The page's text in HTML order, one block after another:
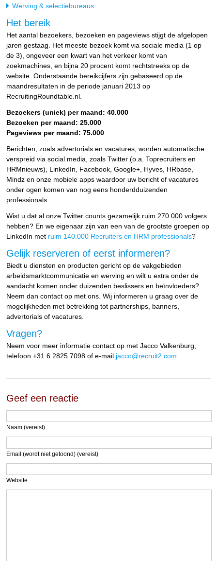
Werving & selectiebureaus
Het bereik
Het aantal bezoekers, bezoeken en pageviews stijgt de afgelopen
jaren gestaag. Het meeste bezoek komt via sociale media (1 op
de 3), ongeveer een kwart van het verkeer komt van
zoekmachines, en bijna 20 procent komt rechtstreeks op de
website. Onderstaande bereikcijfers zijn gebaseerd op de
maandresultaten in de periode januari 2013 op
RecruitingRoundtable.nl.
Bezoekers (uniek) per maand: 40.000
Bezoeken per maand: 25.000
Pageviews per maand: 75.000
Berichten, zoals advertorials en vacatures, worden automatische
verspreid via social media, zoals Twitter (o.a. Toprecruiters en
HRMnieuws), LinkedIn, Facebook, Google+, Hyves, HRbase,
Mindz en onze mobiele apps waardoor uw bericht of vacatures
onder ogen komen van nog eens honderdduizenden
professionals.
Wist u dat al onze Twitter counts gezamelijk ruim 270.000 volgers
hebben? En we eigenaar zijn van een van de grootste groepen op
LinkedIn met ruim 140.000 Recruiters en HRM professionals?
Gelijk reserveren of eerst informeren?
Biedt u diensten en producten gericht op de vakgebieden
arbeidsmarktcommunicatie en werving en wilt u extra onder de
aandacht komen onder duizenden beslissers en beïnvloeders?
Neem dan contact op met ons. Wij informeren u graag over de
mogelijkheden met betrekking tot partnerships, banners,
advertorials of vacatures.
Vragen?
Neem voor meer informatie contact op met Jacco Valkenburg,
telefoon +31 6 2825 7098 of e-mail jacco@recruit2.com
Geef een reactie
Naam (vereist)
Email (wordt niet getoond) (vereist)
Website